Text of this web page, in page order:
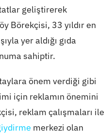
geliştirerek
Börekçisi, 33 yıldır en
yer aldığı gıda
sahiptir.
önem verdiği gibi
için reklamın önemini
reklam çalışmaları ile
merkezi olan